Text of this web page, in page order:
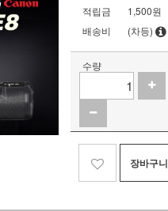
적립금
1,500원
배송비
(차등)
수량
장바구니